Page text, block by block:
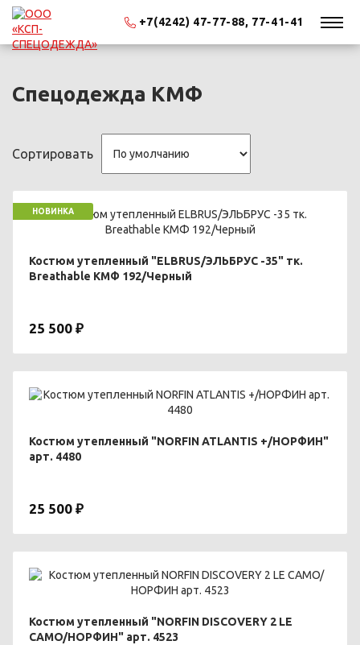
+7(4242) 47-77-88, 77-41-41
Спецодежда КМФ
Сортировать
НОВИНКА
Костюм утепленный "ELBRUS/ЭЛЬБРУС -35" тк.
Breathable КМФ 192/Черный
25 500 ₽
Костюм утепленный "NORFIN ATLANTIS +/НОРФИН"
арт. 4480
25 500 ₽
Костюм утепленный "NORFIN DISCOVERY 2 LE
CAMO/НОРФИН" арт. 4523